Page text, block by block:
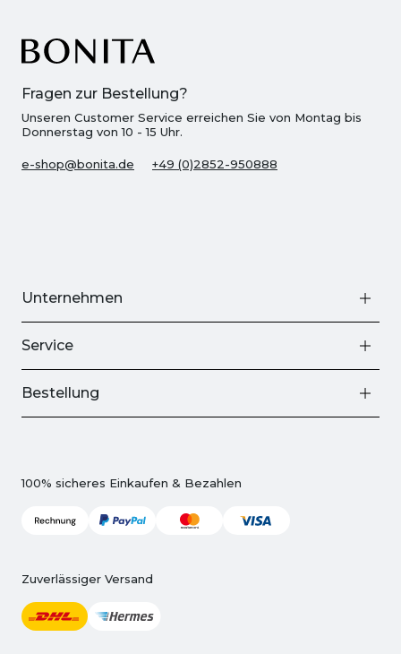
Fragen zur Bestellung?
Unseren Customer Service erreichen Sie von Montag bis
Donnerstag von 10 - 15 Uhr.
e-shop@bonita.de +49 (0)2852-950888
Unternehmen
Service
Bestellung
100% sicheres Einkaufen & Bezahlen
Zuverlässiger Versand